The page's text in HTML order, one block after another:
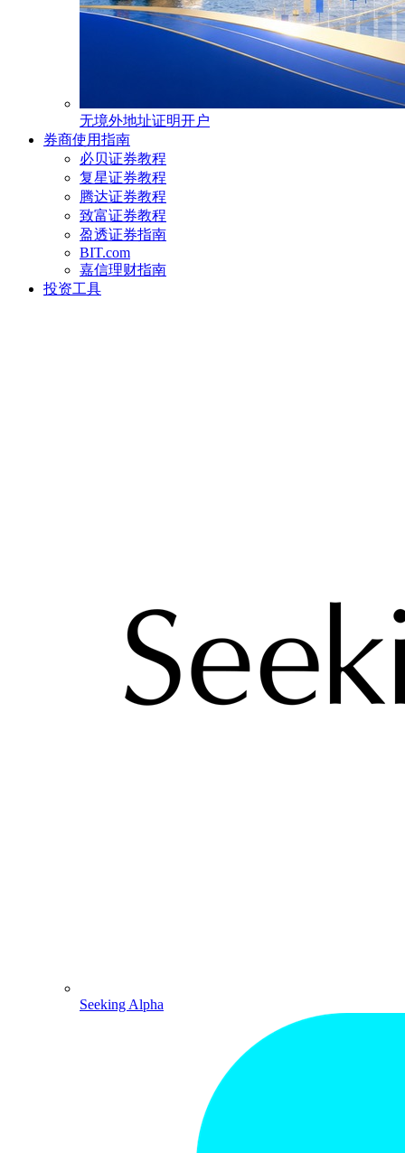
无境外地址证明开户
券商使用指南
必贝证券教程
复星证券教程
腾达证券教程
致富证券教程
盈透证券指南
BIT.com
嘉信理财指南
投资工具
Seeking Alpha